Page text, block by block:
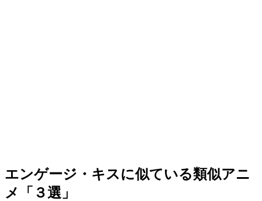
エンゲージ・キスに似ている類似アニ
メ「３選」